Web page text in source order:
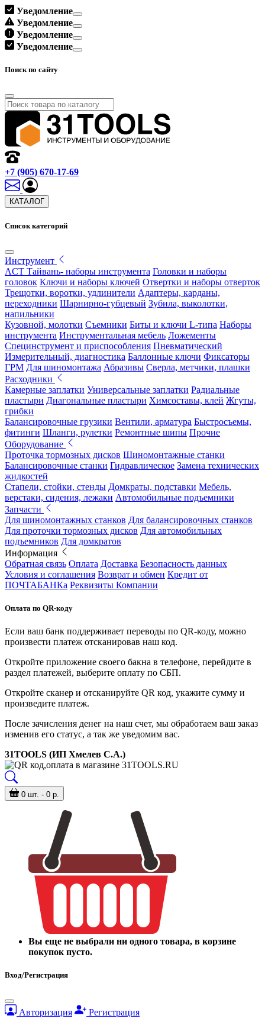
Уведомление
Уведомление
Уведомление
Уведомление
Поиск по сайту
+7 (905) 670-17-69
КАТАЛОГ
Список категорий
Инструмент
ACT Тайвань- наборы инструмента Головки и наборы
головок Ключи и наборы ключей Отвертки и наборы отверток
Трещотки, воротки, удлинители Адаптеры, карданы,
переходники Шарнирно-губцевый Зубила, выколотки,
напильники
Кузовной, молотки Съемники Биты и ключи L-типа Наборы
инструмента Инструментальная мебель Ложементы
Специнструмент и приспособления Пневматический
Измерительный, диагностика Баллонные ключи Фиксаторы
ГРМ Для шиномонтажа Абразивы Сверла, метчики, плашки
Расходники
Камерные заплатки Универсальные заплатки Радиальные
пластыри Диагональные пластыри Химсоставы, клей Жгуты,
грибки
Балансировочные грузики Вентили, арматура Быстросъемы,
фитинги Шланги, рулетки Ремонтные шипы Прочие
Оборудование
Проточка тормозных дисков Шиномонтажные станки
Балансировочные станки Гидравлическое Замена технических
жидкостей
Стапели, стойки, стенды Домкраты, подставки Мебель,
верстаки, сидения, лежаки Автомобильные подъемники
Запчасти
Для шиномонтажных станков Для балансировочных станков
Для проточки тормозных дисков Для автомобильных
подъемников Для домкратов
Информация
Обратная связь Оплата Доставка Безопасность данных
Условия и соглашения Возврат и обмен Кредит от
ПОЧТАБАНКа Реквизиты Компании
Оплата по QR-коду
Если ваш банк поддерживает переводы по QR-коду, можно
произвести платеж отсканировав наш код.
Откройте приложение своего бакна в телефоне, перейдите в
раздел платежей, выберите оплату по СБП.
Откройте сканер и отсканируйте QR код, укажите сумму и
произведите платеж.
После зачисления денег на наш счет, мы обработаем ваш заказ
изменив его статус, а так же уведомим вас.
31TOOLS (ИП Хмелев С.А.)
0 шт. - 0 р.
Вы еще не выбрали ни одного товара, в корзине
покупок пусто.
Вход/Регистрация
Авторизация Регистрация